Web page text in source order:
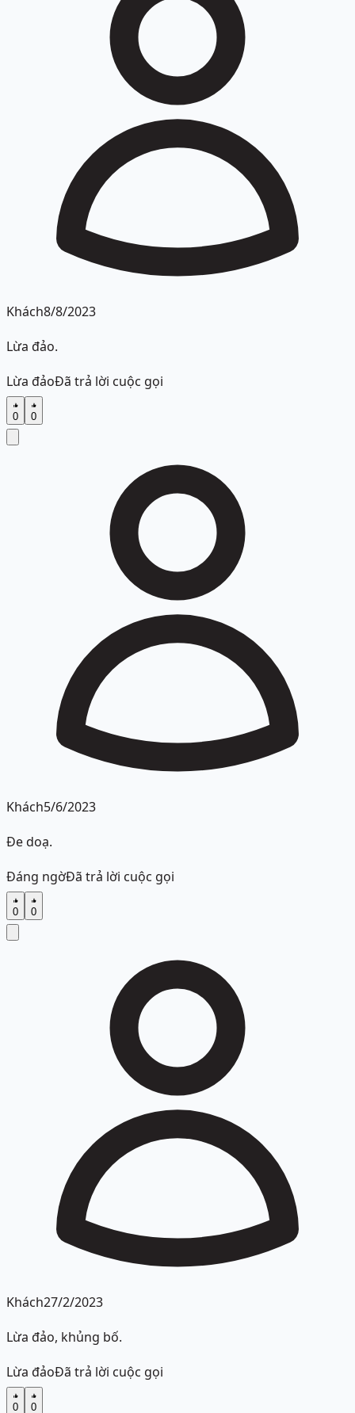
Khách8/8/2023
Lừa đảo.
Lừa đảoĐã trả lời cuộc gọi
0 0
Khách5/6/2023
Đe doạ.
Đáng ngờĐã trả lời cuộc gọi
0 0
Khách27/2/2023
Lừa đảo, khủng bố.
Lừa đảoĐã trả lời cuộc gọi
0 0